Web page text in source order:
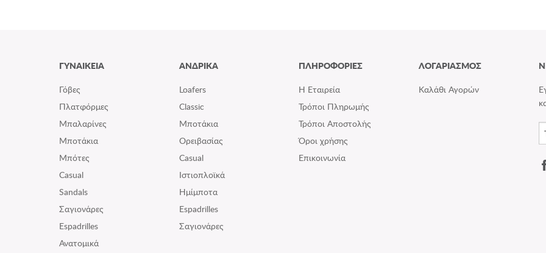
ΓΥΝΑΙΚΕΙΑ
Γόβες
Πλατφόρμες
Μπαλαρίνες
Μποτάκια
Μπότες
Casual
Sandals
Σαγιονάρες
Espadrilles
Ανατομικά
ΑΝΔΡΙΚΑ
Loafers
Classic
Μποτάκια
Ορειβασίας
Casual
Ιστιοπλοϊκά
Ημίμποτα
Espadrilles
Σαγιονάρες
ΠΛΗΡΟΦΟΡΙΕΣ
Η Εταιρεία
Τρόποι Πληρωμής
Τρόποι Αποστολής
Όροι χρήσης
Επικοινωνία
ΛΟΓΑΡΙΑΣΜΟΣ
Καλάθι Αγορών